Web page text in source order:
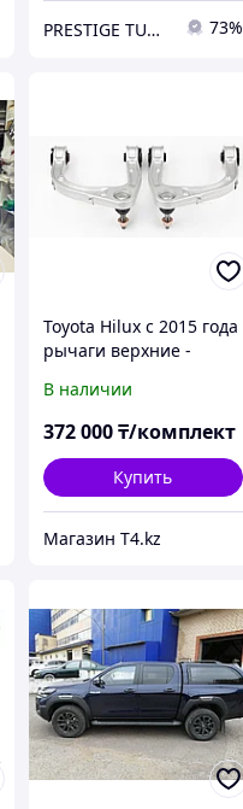
PRESTIGE TUNING 73%
Toyota Hilux с 2015 года
рычаги верхние -
В наличии
372 000₸/комплект
Купить
Магазин T4.kz